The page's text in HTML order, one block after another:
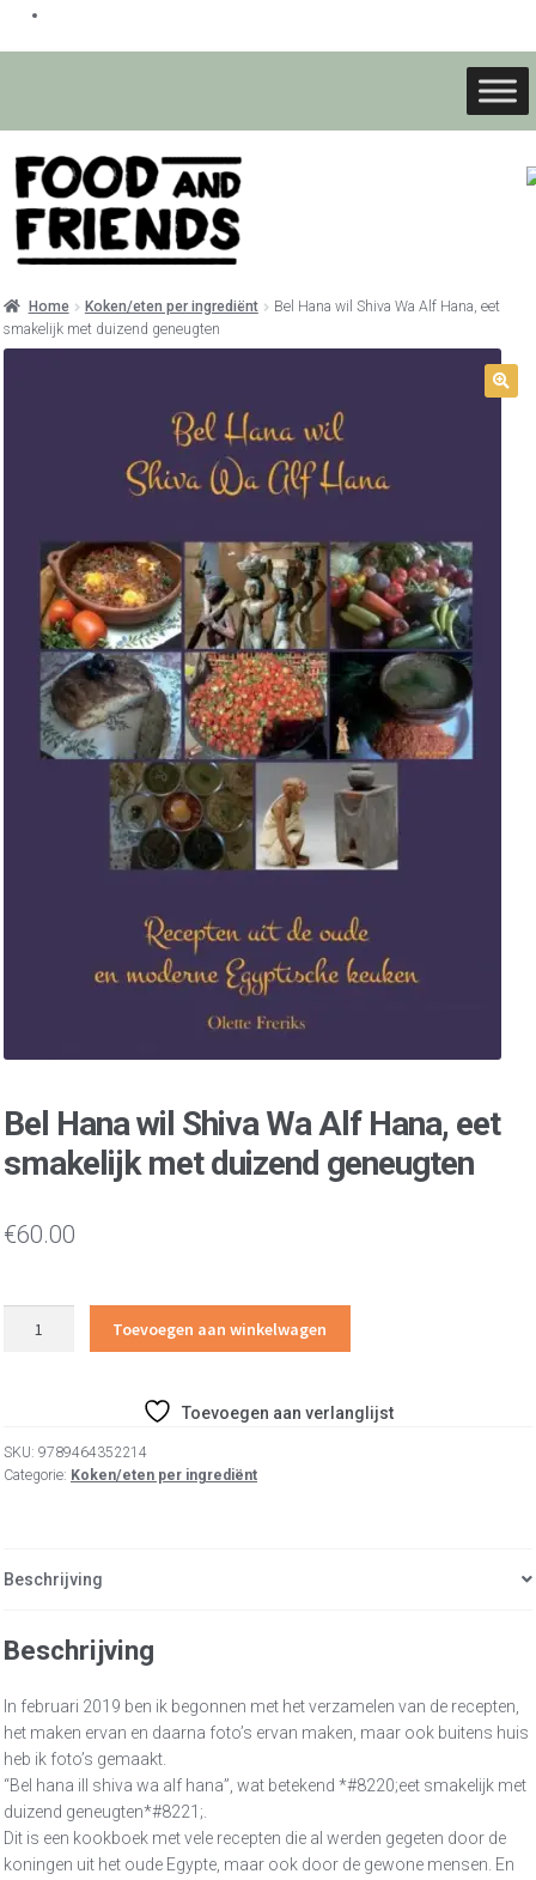
Ga
door
naar
Ga
naar
de
Home Koken/eten per ingrediënt
Bel Hana wil Shiva Wa Alf Hana, eet
smakelijk met duizend geneugten
Bel Hana wil Shiva Wa Alf Hana, eet
smakelijk met duizend geneugten
€60.00
Alf
Hana,
duizend
Toevoegen aan winkelwagen
Toevoegen aan verlanglijst
SKU: 9789464352214
Categorie: Koken/eten per ingrediënt
Beschrijving
Beschrijving
In februari 2019 ben ik begonnen met het verzamelen van de recepten,
het maken ervan en daarna foto’s ervan maken, maar ook buitens huis
heb ik foto’s gemaakt.
“Bel hana ill shiva wa alf hana”, wat betekend *#8220;eet smakelijk met
duizend geneugten*#8221;.
Dit is een kookboek met vele recepten die al werden gegeten door de
koningen uit het oude Egypte, maar ook door de gewone mensen. En